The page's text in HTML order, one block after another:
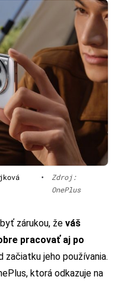
•
Zdroj:
OnePlus
zárukou, že váš
pracovať aj po
začiatku jeho používania.
ktorá odkazuje na